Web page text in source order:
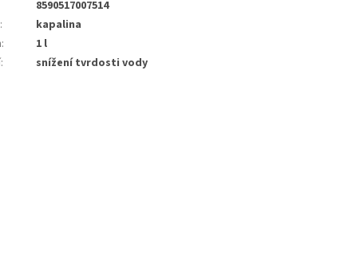
8590517007514
:
kapalina
:
1 l
: snížení tvrdosti vody